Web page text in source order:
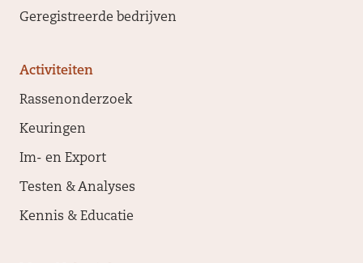
Geregistreerde bedrijven
Activiteiten
Rassenonderzoek
Keuringen
Im- en Export
Testen & Analyses
Kennis & Educatie